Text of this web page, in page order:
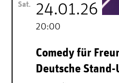
Sat. 24.01.26
20:00
Comedy für
Deutsche Stand-